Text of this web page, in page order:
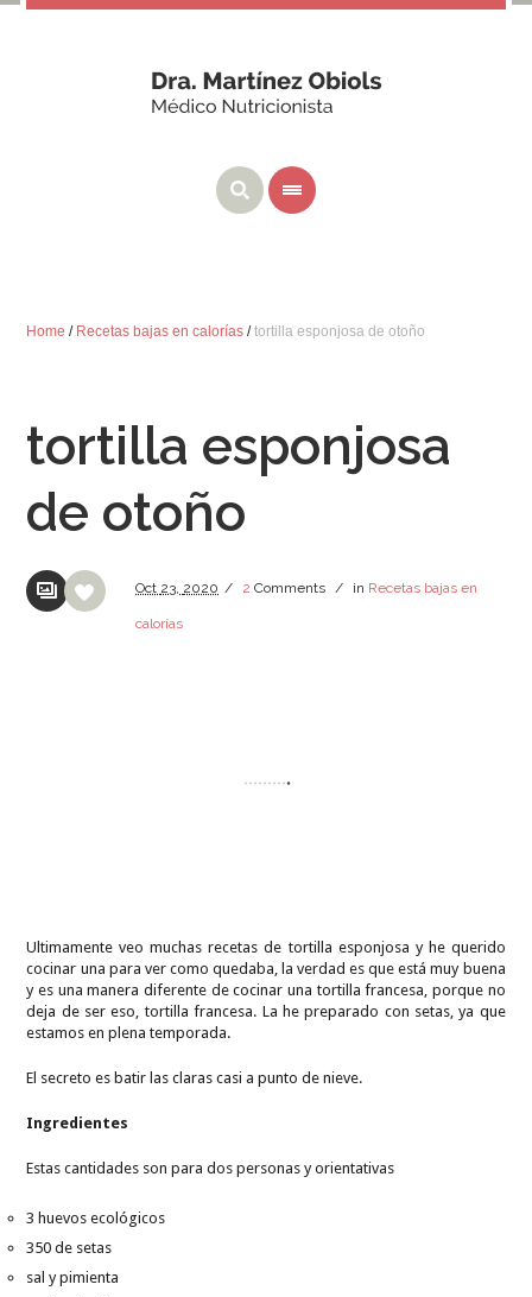
Home / Recetas bajas en calorías /tortilla esponjosa de otoño
tortilla esponjosa
de otoño
Oct 23, 2020 / 2 Comments / in Recetas bajas en
calorías
Ultimamente veo muchas recetas de tortilla esponjosa y he querido
cocinar una para ver como quedaba, la verdad es que está muy buena
y es una manera diferente de cocinar una tortilla francesa, porque no
deja de ser eso, tortilla francesa. La he preparado con setas, ya que
estamos en plena temporada.
El secreto es batir las claras casi a punto de nieve.
Ingredientes
Estas cantidades son para dos personas y orientativas
3 huevos ecológicos
350 de setas
sal y pimienta